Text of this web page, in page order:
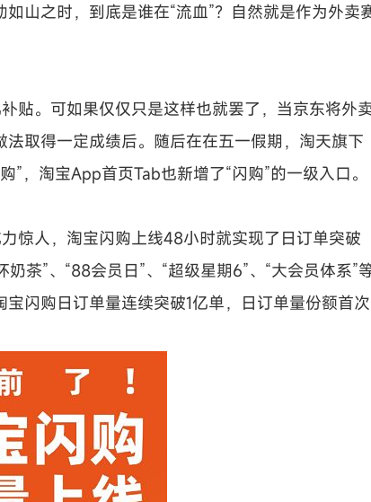
山之时，到底是谁在“流血”？自然就是作为外卖
贴。可如果仅仅只是这样也就罢了，当京东将外
取得一定成绩后。随后在在五一假期，淘天旗下
”，淘宝App首页Tab也新增了“闪购”的一级入口。
惊人，淘宝闪购上线48小时就实现了日订单突破
茶”、“88会员日”、“超级星期6”、“大会员体系”
闪购日订单量连续突破1亿单，日订单量份额首次